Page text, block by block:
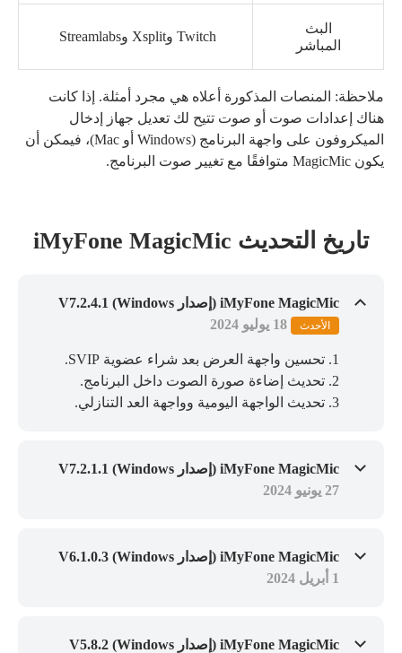
البث
المباشر
Twitch وXsplit وStreamlabs
ملاحظة: المنصات المذكورة أعلاه هي مجرد أمثلة. إذا كانت
هناك إعدادات صوت أو صوت تتيح لك تعديل جهاز إدخال
الميكروفون على واجهة البرنامج (Windows أو Mac)، فيمكن أن
يكون MagicMic متوافقًا مع تغيير صوت البرنامج.
تاريخ التحديث iMyFone MagicMic
iMyFone MagicMic (إصدار Windows) V7.2.4.1
الأحدث 18 يوليو 2024
1. تحسين واجهة العرض بعد شراء عضوية SVIP.
2. تحديث إضاءة صورة الصوت داخل البرنامج.
3. تحديث الواجهة اليومية وواجهة العد التنازلي.
iMyFone MagicMic (إصدار Windows) V7.2.1.1
27 يونيو 2024
iMyFone MagicMic (إصدار Windows) V6.1.0.3
1 أبريل 2024
iMyFone MagicMic (إصدار Windows) V5.8.2